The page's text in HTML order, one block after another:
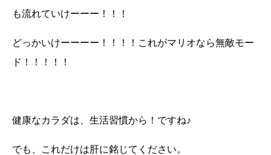
も流れていけーーー！！！
どっかいけーーーー！！！！これがマリオなら無敵モー
ド！！！！！
健康なカラダは、生活習慣から！ですね♪
でも、これだけは肝に銘じてください。